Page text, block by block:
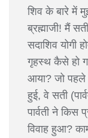
शिव के बारे में
ब्रह्माजी! मैं
सदाशिव योगी
गृहस्थ कैसे हो
आया? जो पहले
हुई, वे सती
पार्वती ने
विवाह हुआ?